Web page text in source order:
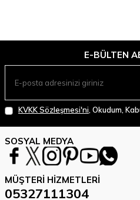
E-BÜLTEN
KVKK Sözleşmesi'ni , Okudum,
SOSYAL MEDYA
MÜŞTERI HIZMETLERI
05327111304